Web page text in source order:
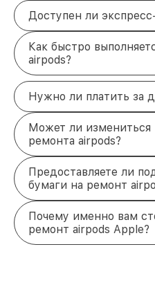
Гарантия на услуги:
гарантийный срок
установленные
Готовы вернуть
наушникам
работу?
Свяжитесь с нами, чтобы
диагностику иремонт
Казани. Мы оперативно
неисправности и
услуг. Звоните по
или приходите по
д. 41.
Доступен ли
Как быстро
airpods?
Нужно ли платить за
Может ли измениться
ремонта airpods?
Предоставляете ли
бумаги на ремонт
Почему именно вам
ремонт airpods Apple?